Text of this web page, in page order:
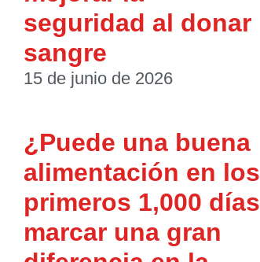
seguridad al donar
sangre
15 de junio de 2026
¿Puede una buena
alimentación en los
primeros 1,000 días
marcar una gran